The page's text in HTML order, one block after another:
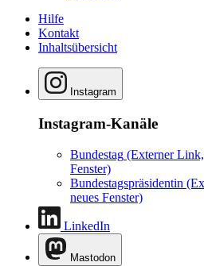
Hilfe
Kontakt
Inhaltsübersicht
Instagram
Instagram-Kanäle
Bundestag (Externer
Fenster)
Bundestagspräsidentin
neues Fenster)
LinkedIn
Mastodon